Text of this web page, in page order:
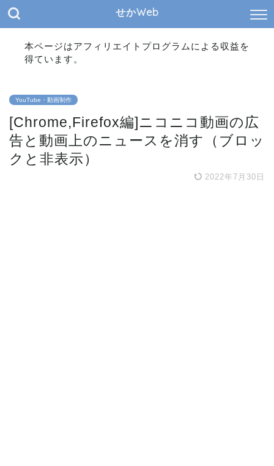
せかWeb
本ページはアフィリエイトプログラムによる収益を
得ています。
YouTube・動画制作
[Chrome,Firefox編]ニコニコ動画の広
告と動画上のニュースを消す（ブロッ
クと非表示）
2022年7月30日